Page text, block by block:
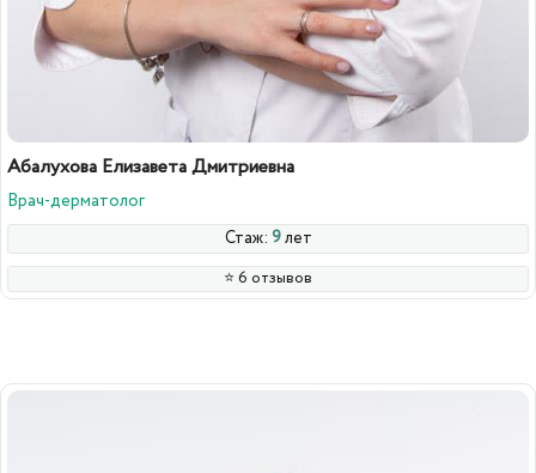
Абалухова Елизавета Дмитриевна
Врач-дерматолог
Стаж: 9лет
⭐️ 6 отзывов